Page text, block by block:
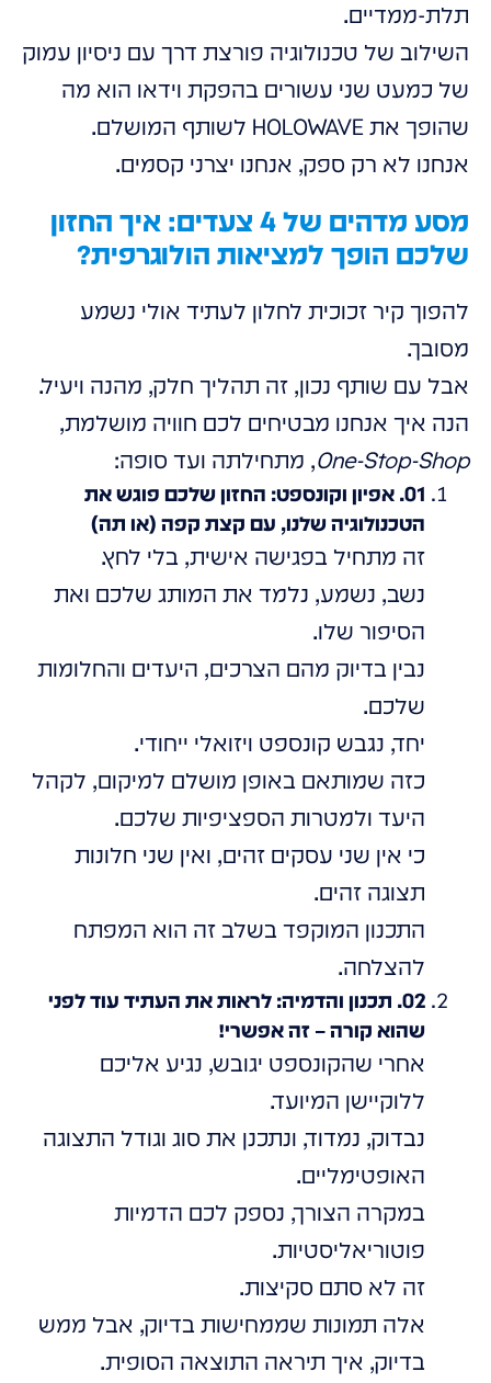
תלת-ממדיים.
השילוב של טכנולוגיה פורצת דרך עם ניסיון עמוק
של כמעט שני עשורים בהפקת וידאו הוא מה
שהופך את HOLOWAVE לשותף המושלם.
אנחנו לא רק ספק, אנחנו יצרני קסמים.
מסע מדהים של 4 צעדים: איך החזון
שלכם הופך למציאות הולוגרפית?
להפוך קיר זכוכית לחלון לעתיד אולי נשמע
מסובך.
אבל עם שותף נכון, זה תהליך חלק, מהנה ויעיל.
הנה איך אנחנו מבטיחים לכם חוויה מושלמת,
One-Stop-Shop, מתחילתה ועד סופה:
01. אפיון וקונספט: החזון שלכם פוגש את
הטכנולוגיה שלנו, עם קצת קפה (או תה)
זה מתחיל בפגישה אישית, בלי לחץ.
נשב, נשמע, נלמד את המותג שלכם ואת
הסיפור שלו.
נבין בדיוק מהם הצרכים, היעדים והחלומות
שלכם.
יחד, נגבש קונספט ויזואלי ייחודי.
כזה שמותאם באופן מושלם למיקום, לקהל
היעד ולמטרות הספציפיות שלכם.
כי אין שני עסקים זהים, ואין שני חלונות
תצוגה זהים.
התכנון המוקפד בשלב זה הוא המפתח
להצלחה.
02. תכנון והדמיה: לראות את העתיד עוד לפני
שהוא קורה – זה אפשרי!
אחרי שהקונספט יגובש, נגיע אליכם
ללוקיישן המיועד.
נבדוק, נמדוד, ונתכנן את סוג וגודל התצוגה
האופטימליים.
במקרה הצורך, נספק לכם הדמיות
פוטוריאליסטיות.
זה לא סתם סקיצות.
אלה תמונות שממחישות בדיוק, אבל ממש
בדיוק, איך תיראה התוצאה הסופית.